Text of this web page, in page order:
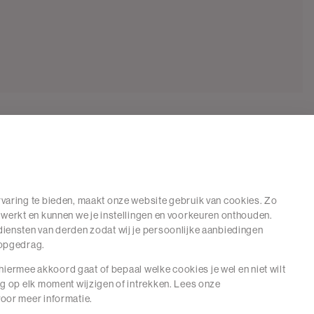
te bieden, maakt onze website gebruik van cookies. Zo
en kunnen we je instellingen en voorkeuren onthouden.
van derden zodat wij je persoonlijke aanbiedingen
akkoord gaat of bepaal welke cookies je wel en niet wilt
op elk moment wijzigen of intrekken. Lees onze
meer informatie.